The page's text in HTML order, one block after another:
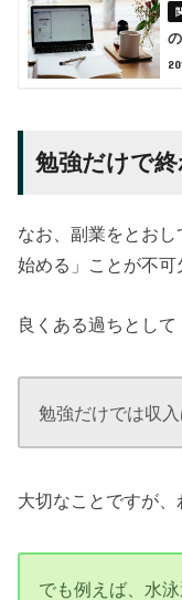
勉強だけで
なお、副業をとお
始める」ことが不可
良くある過ちとして
勉強だけでは収入
大切なことですが、
でも例えば、水